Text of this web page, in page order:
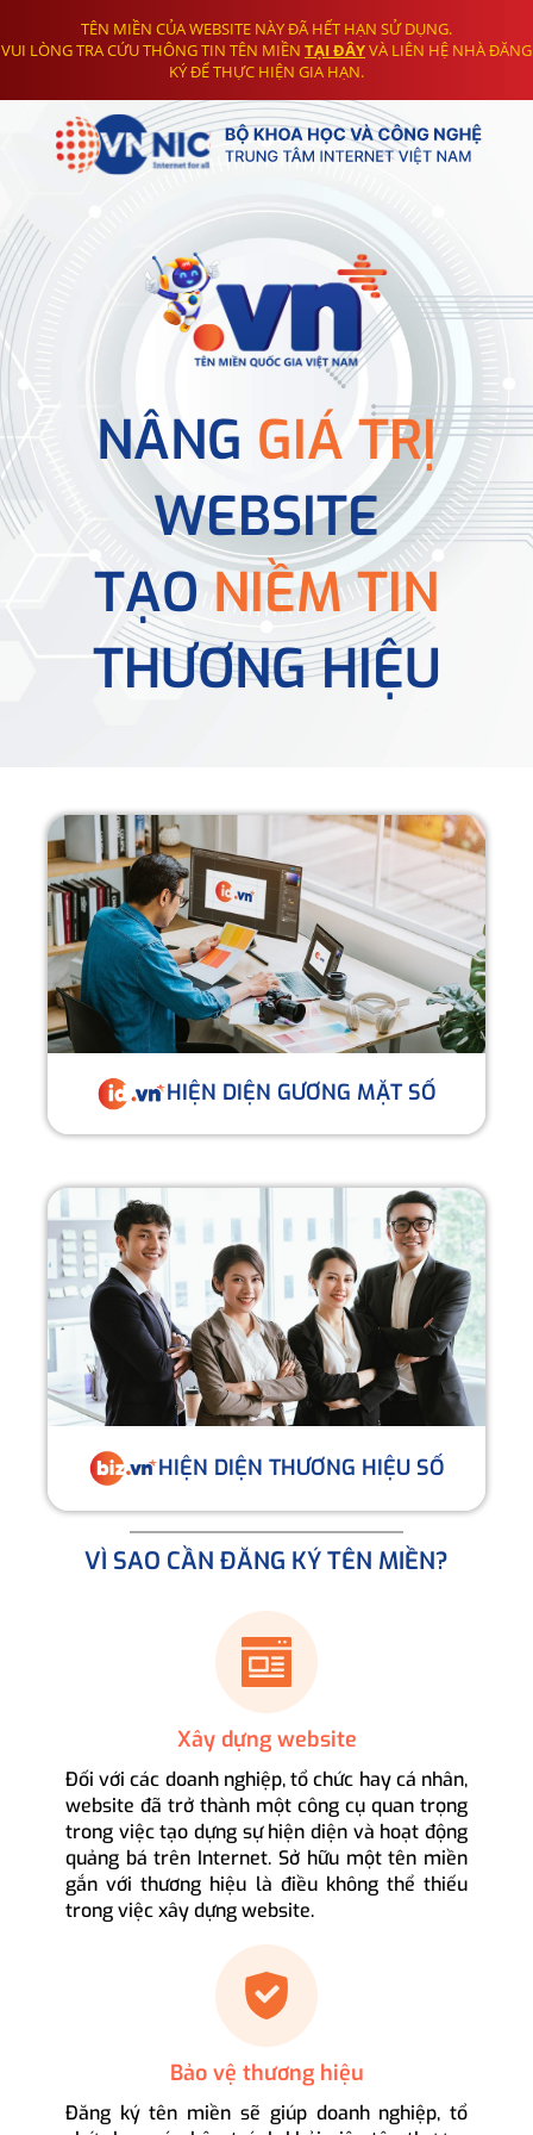
TÊN MIỀN CỦA WEBSITE NÀY ĐÃ HẾT HẠN SỬ DỤNG.
VUI LÒNG TRA CỨU THÔNG TIN TÊN MIỀN TẠI ĐÂYVÀ LIÊN HỆ NHÀ ĐĂNG
KÝ ĐỂ THỰC HIỆN GIA HẠN.
NÂNG GIÁ TRỊ
WEBSITE
TẠONIỀM TIN
THƯƠNG HIỆU
HIỆN DIỆN GƯƠNG MẶT SỐ
HIỆN DIỆN THƯƠNG HIỆU SỐ
VÌ SAO CẦN ĐĂNG KÝ TÊN MIỀN?
Xây dựng website
Đối với các doanh nghiệp, tổ chức hay cá nhân,
website đã trở thành một công cụ quan trọng
trong việc tạo dựng sự hiện diện và hoạt động
quảng bá trên Internet. Sở hữu một tên miền
gắn với thương hiệu là điều không thể thiếu
trong việc xây dựng website.
Bảo vệ thương hiệu
Đăng ký tên miền sẽ giúp doanh nghiệp, tổ